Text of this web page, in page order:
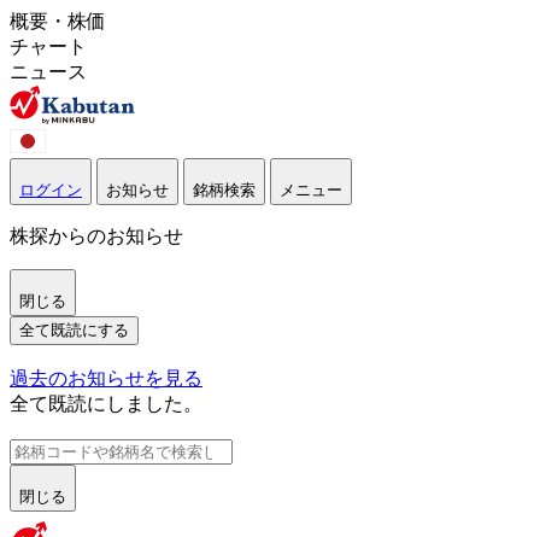
概要・株価
チャート
ニュース
ログイン お知らせ 銘柄検索 メニュー
株探からのお知らせ
閉じる
全て既読にする
過去のお知らせを見る
全て既読にしました。
閉じる